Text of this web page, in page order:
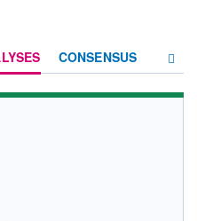
CONSENSUS